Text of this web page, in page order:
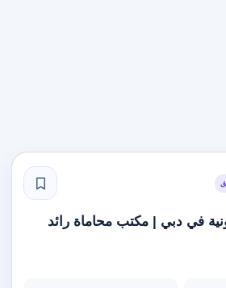
في دبي | مكتب محاماة رائد